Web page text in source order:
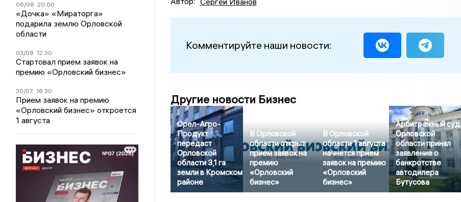
06/08 20:00
«Дочка» «Мираторга»
подарила землю Орловской
области
03/08 12:30
Стартовал прием заявок на
премию «Орловский бизнес»
30/07 16:30
Прием заявок на премию
«Орловский бизнес» откроется
1 августа
Комментируйте наши новости:
Другие новости Бизнес
Орел-Агро-
Продукт
передаст
Орловской
области 3,1 га
земли в Кромском
районе
В Орловской
области открыт
прием заявок на
премию
«Орловский
бизнес»
В Орловской
области 1 августа
начнется прием
заявок на премию
«Орловский
бизнес»
Арбитражный суд
Орловской
области принял
заявление о
банкротстве
автодилера
Бутусова